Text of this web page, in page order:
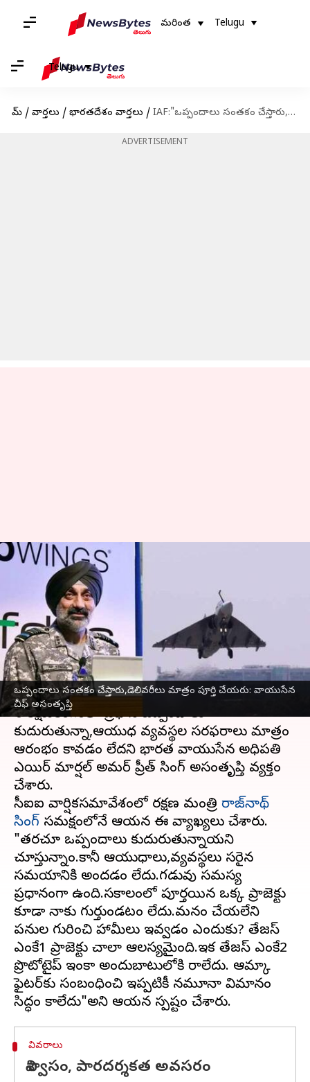
మరింత Telugu
Telugu
హోమ్ / వార్తలు / భారతదేశం వార్తలు / IAF:"ఒప్పందాలు సంతకం చేస్తారు,డెలివరీలు మాత్రం పూర్తి చేయరు": వాయుసేన చీఫ్‌ అసంతృప్తి
ADVERTISEMENT
ఒప్పందాలు సంతకం చేస్తారు,డెలివరీలు మాత్రం పూర్తి చేయరు: వాయుసేన
చీఫ్‌ అసంతృప్తి
IAF:"ఒప్పందాలు సంతకం
చేస్తారు,డెలివరీలు మాత్రం పూర్తి
చేయరు": వాయుసేన చీఫ్‌
అసంతృప్తి
వ్రాసిన వారు Sirish Praharaju May 29, 2025 03:43 pm
ఈ వార్తాకథనం ఏంటి
దేశ రక్షణరంగంలో ప్రధాన ఒప్పందాలు
కుదురుతున్నా,ఆయుధ వ్యవస్థల సరఫరాలు మాత్రం
ఆరంభం కావడం లేదని భారత వాయుసేన అధిపతి
ఎయిర్‌ మార్షల్‌ అమర్‌ ప్రీత్‌ సింగ్‌ అసంతృప్తి వ్యక్తం
చేశారు.
సీఐఐ వార్షికసమావేశంలో రక్షణ మంత్రి రాజ్‌నాథ్‌
సింగ్‌ సమక్షంలోనే ఆయన ఈ వ్యాఖ్యలు చేశారు.
"తరచూ ఒప్పందాలు కుదురుతున్నాయని
చూస్తున్నాం.కానీ ఆయుధాలు,వ్యవస్థలు సరైన
సమయానికి అందడం లేదు.గడువు సమస్య
ప్రధానంగా ఉంది.సకాలంలో పూర్తయిన ఒక్క ప్రాజెక్టు
కూడా నాకు గుర్తుండటం లేదు.మనం చేయలేని
పనుల గురించి హామీలు ఇవ్వడం ఎందుకు? తేజస్‌
ఎంకే1 ప్రాజెక్టు చాలా ఆలస్యమైంది.ఇక తేజస్‌ ఎంకే2
ప్రొటోటైప్‌ ఇంకా అందుబాటులోకి రాలేదు. ఆమ్కా
ఫైటర్‌కు సంబంధించి ఇప్పటికీ నమూనా విమానం
వివరాలు
విశ్వాసం, పారదర్శకత అవసరం